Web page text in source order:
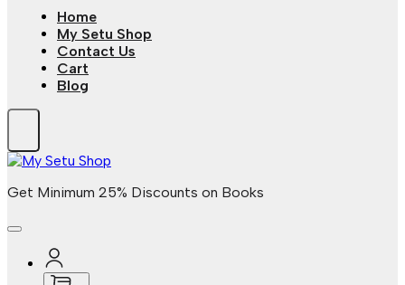
Home
My Setu Shop
Contact Us
Cart
Blog
Get Minimum 25% Discounts on Books